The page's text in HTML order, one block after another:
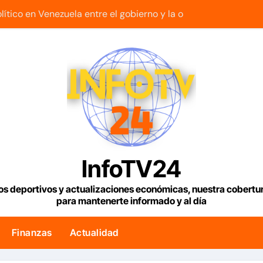
en Venezuela entre el gobierno y la oposición
en Venezuela con fecha valor lunes 10 de agosto de 2026
lanza Plan Crediticio con Subsidio Directo en encuentro
y locales activan el encuentro «Repensando a
sube un 1,15%, con la vista puesta en el estrecho de Ormuz
que plan habitacional por sismos ha beneficiado a unas
y los futbolistas del Caracas Fútbol Club juntaron
InfoTV24
deportivos y actualizaciones económicas, nuestra
para mantenerte informado y al día
Finanzas Actualidad